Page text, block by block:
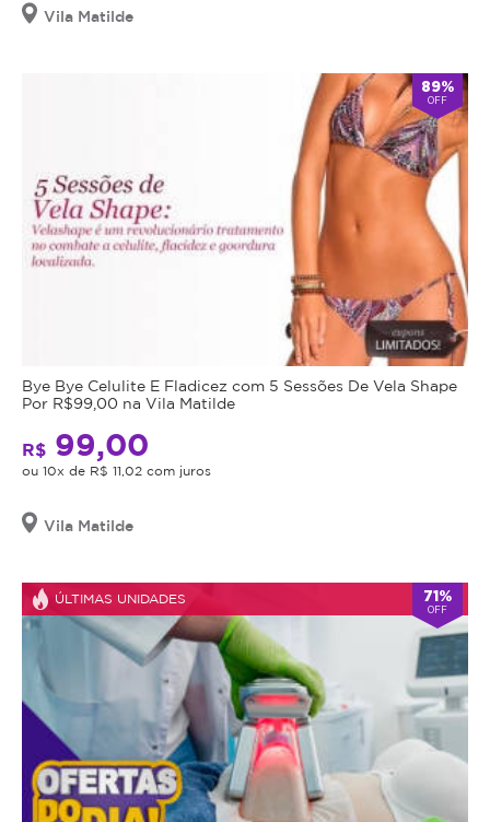
Vila Matilde
89%
OFF
Bye Bye Celulite E Fladicez com 5 Sessões De Vela Shape
Por R$99,00 na Vila Matilde
R$ 99,00
ou 10x de R$ 11,02 com juros
Vila Matilde
ÚLTIMAS UNIDADES 71%
OFF